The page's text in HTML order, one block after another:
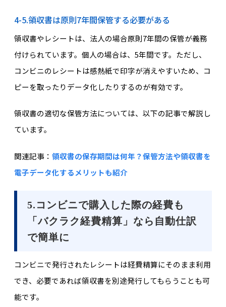
4-5.領収書は原則7年間保管する必要がある
領収書やレシートは、法人の場合原則7年間の保管が義務
付けられています。個人の場合は、5年間です。ただし、
コンビニのレシートは感熱紙で印字が消えやすいため、コ
ピーを取ったりデータ化したりするのが有効です。
領収書の適切な保管方法については、以下の記事で解説し
ています。
関連記事： 領収書の保存期間は何年？保管方法や領収書を
電子データ化するメリットも紹介
5.コンビニで購入した際の経費も
「バクラク経費精算」なら自動仕訳
で簡単に
コンビニで発行されたレシートは経費精算にそのまま利用
でき、必要であれば領収書を別途発行してもらうことも可
能です。